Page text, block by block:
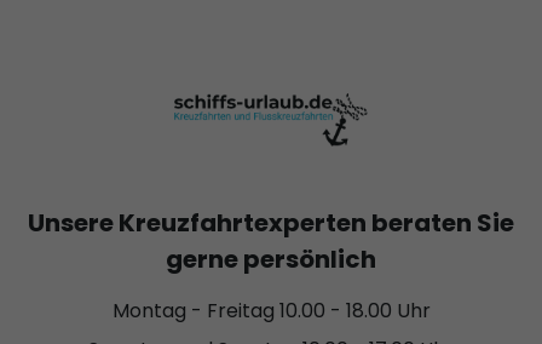
Unsere Kreuzfahrtexperten beraten Sie
gerne persönlich
Montag - Freitag 10.00 - 18.00 Uhr